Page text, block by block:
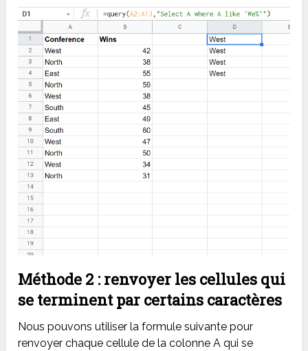
Méthode 2 : renvoyer les cellules qui
se terminent par certains caractères
Nous pouvons utiliser la formule suivante pour
renvoyer chaque cellule de la colonne A qui se